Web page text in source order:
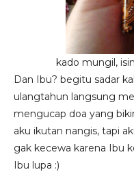
kado mungil,
Dan Ibu? begitu sadar
ulangtahun langsung
mengucap doa yang
aku ikutan nangis, tapi
gak kecewa karena Ibu
Ibu lupa :)